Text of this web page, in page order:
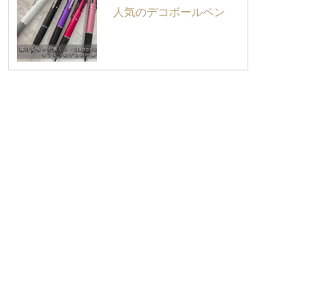
人気のデコボールペン